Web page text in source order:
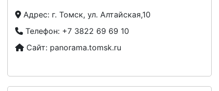
Адрес: г. Томск, ул. Алтайская,10
Телефон: +7 3822 69 69 10
Сайт: panorama.tomsk.ru